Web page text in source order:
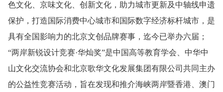
色文化、京味文化、创新文化，助力城市更新及中轴线申遗
保护，打造国际消费中心城市和国际数字经济标杆城市，是
具有全国影响力的北京文创品牌赛事，迄今已举办六届；
“两岸新锐设计竞赛·华灿奖”是中国高等教育学会、中华中
山文化交流协会和北京歌华文化发展集团有限公司共同主办
的公益性竞赛活动，旨在发现和推介海峡两岸暨香港、澳门